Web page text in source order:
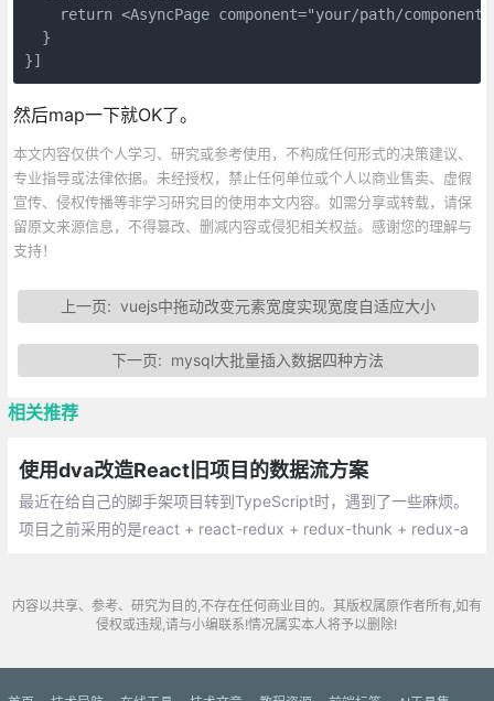
return <AsyncPage component="your/path/
  }
}]
然后map一下就OK了。
本文内容仅供个人学习、研究或参考使用，不构成任何形式的决策建议、
专业指导或法律依据。未经授权，禁止任何单位或个人以商业售卖、虚假
宣传、侵权传播等非学习研究目的使用本文内容。如需分享或转载，请保
留原文来源信息，不得篡改、删减内容或侵犯相关权益。感谢您的理解与
支持！
上一页: vuejs中拖动改变元素宽度实现宽度自适应大小
下一页: mysql大批量插入数据四种方法
相关推荐
使用dva改造React旧项目的数据流方案
最近在给自己的脚手架项目转到TypeScript时，遇到了一些麻烦。
项目之前采用的是react + react-redux + redux-thunk + redux-a
内容以共享、参考、研究为目的,不存在任何商业目的。其版权属原作者所有,如有
侵权或违规,请与小编联系!情况属实本人将予以删除!